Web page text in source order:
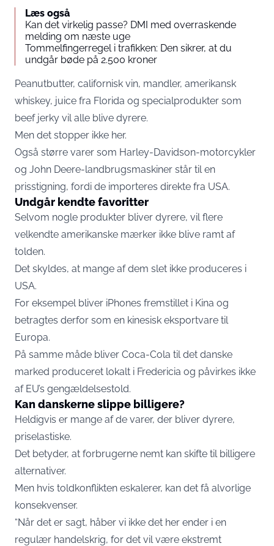
Læs også
Kan det virkelig passe? DMI med overraskende
melding om næste uge
Tommelfingerregel i trafikken: Den sikrer, at du
undgår bøde på 2.500 kroner
Peanutbutter, californisk vin, mandler, amerikansk
whiskey, juice fra Florida og specialprodukter som
beef jerky vil alle blive dyrere.
Men det stopper ikke her.
Også større varer som Harley-Davidson-motorcykler
og John Deere-landbrugsmaskiner står til en
prisstigning, fordi de importeres direkte fra USA.
Undgår kendte favoritter
Selvom nogle produkter bliver dyrere, vil flere
velkendte amerikanske mærker ikke blive ramt af
tolden.
Det skyldes, at mange af dem slet ikke produceres i
USA.
For eksempel bliver iPhones fremstillet i Kina og
betragtes derfor som en kinesisk eksportvare til
Europa.
På samme måde bliver Coca-Cola til det danske
marked produceret lokalt i Fredericia og påvirkes ikke
af EU’s gengældelsestold.
Kan danskerne slippe billigere?
Heldigvis er mange af de varer, der bliver dyrere,
priselastiske.
Det betyder, at forbrugerne nemt kan skifte til billigere
alternativer.
Men hvis toldkonflikten eskalerer, kan det få alvorlige
konsekvenser.
“Når det er sagt, håber vi ikke det her ender i en
regulær handelskrig, for det vil være ekstremt